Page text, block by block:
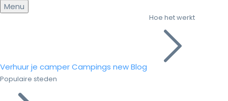
Menu
Verhuur je camperCampings newBlog
Hoe het werkt
Populaire steden